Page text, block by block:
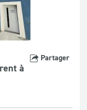
Partager
à